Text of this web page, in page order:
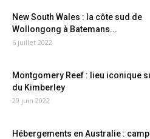
New South Wales : la côte sud de
Wollongong à Batemans...
6 juillet 2022
Montgomery Reef : lieu iconique
du Kimberley
29 juin 2022
Hébergements en Australie :